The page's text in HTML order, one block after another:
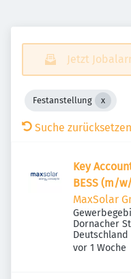
Jetzt
Festanstellung
Suche zurücksetzen
Key
BESS (m/
MaxSolar
Dornacher
Deutschland
Veröffentlicht
vor 1 Woche